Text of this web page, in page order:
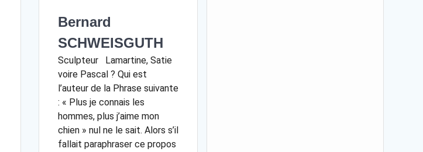
Bernard
SCHWEISGUTH
Sculpteur Lamartine, Satie
voire Pascal ? Qui est
l’auteur de la Phrase suivante
: « Plus je connais les
hommes, plus j’aime mon
chien » nul ne le sait. Alors s’il
fallait paraphraser ce propos